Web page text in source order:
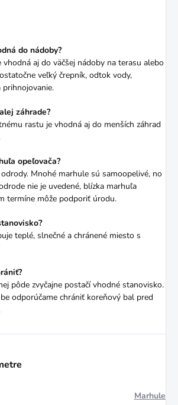
do nádoby?
aj do väčšej nádoby na terasu alebo
veľký črepník, odtok vody,
prihnojovanie.
záhrade?
rastu je vhodná aj do menších záhrad
opeľovača?
Mnohé marhule sú samoopelivé, no
nie je uvedené, blízka marhuľa
termíne môže podporiť úrodu.
teplé, slnečné a chránené miesto s
pôde zvyčajne postačí vhodné stanovisko.
odporúčame chrániť koreňový bal pred
Marhule